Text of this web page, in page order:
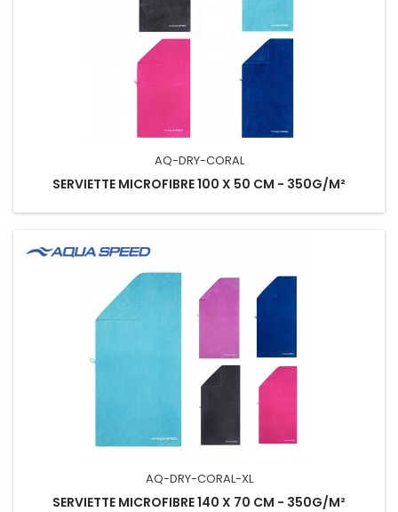
AQ-DRY-CORAL
SERVIETTE MICROFIBRE 100 X 50 CM - 350G/M²
AQ-DRY-CORAL-XL
SERVIETTE MICROFIBRE 140 X 70 CM - 350G/M²